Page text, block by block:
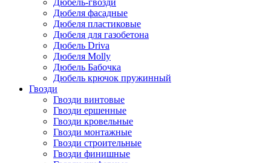
Дюбель-гвозди
Дюбеля фасадные
Дюбеля пластиковые
Дюбеля для газобетона
Дюбель Driva
Дюбеля Molly
Дюбель Бабочка
Дюбель крючок пружинный
Гвозди
Гвозди винтовые
Гвозди ершенные
Гвозди кровельные
Гвозди монтажные
Гвозди строительные
Гвозди финишные